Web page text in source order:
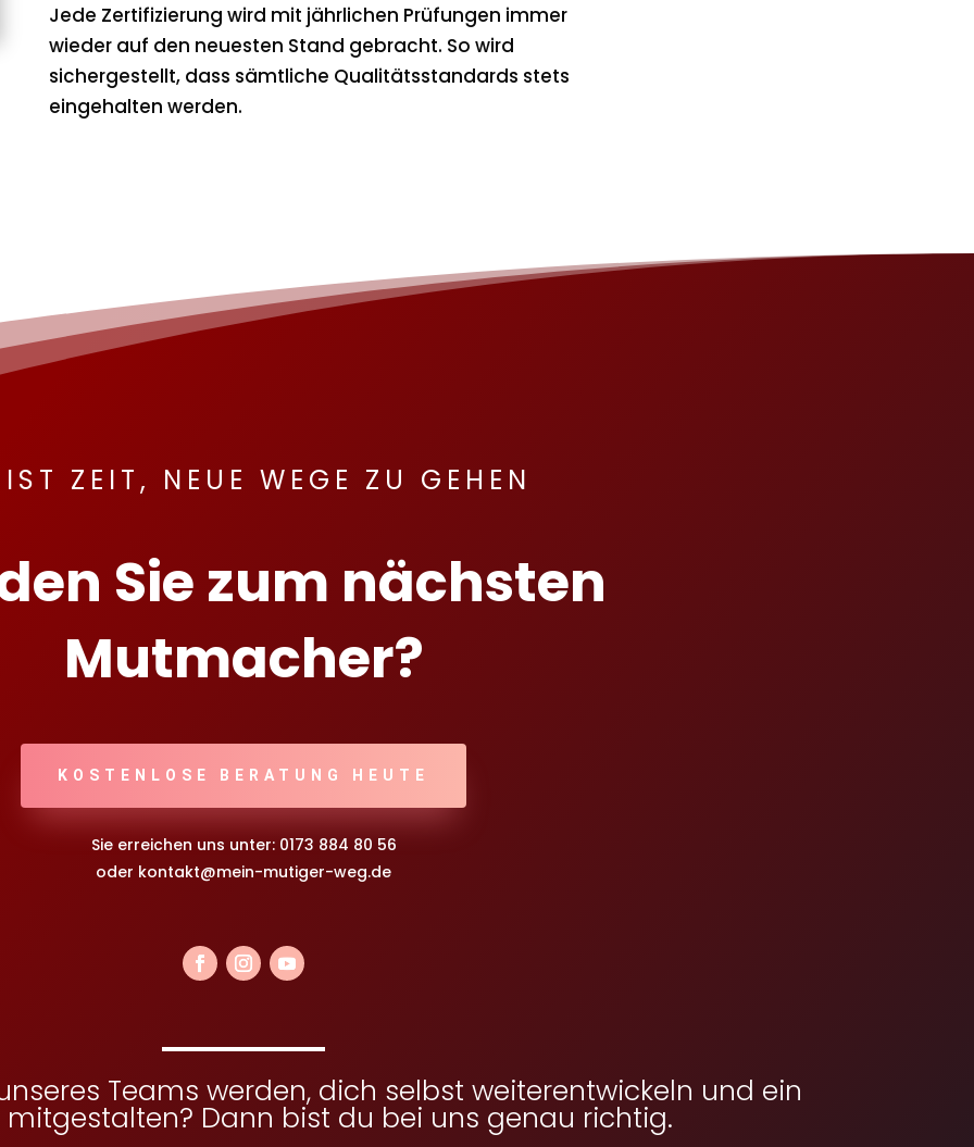
Jede Zertifizierung wird mit jährlichen Prüfungen immer
wieder auf den neuesten Stand gebracht. So wird
sichergestellt, dass sämtliche Qualitätsstandards stets
eingehalten werden.
ZEIT, NEUE WEGE ZU GEHEN
Sie zum nächsten
Mutmacher?
KOSTENLOSE BERATUNG HEUTE
Sie erreichen uns unter: 0173 884 80 56
oder kontakt@mein-mutiger-weg.de
Teams werden, dich selbst weiterentwickeln und ein
Dann bist du bei uns genau richtig.